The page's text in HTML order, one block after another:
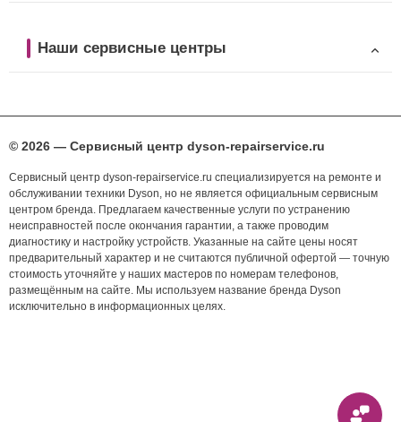
Наши сервисные центры
© 2026 — Сервисный центр dyson-repairservice.ru
Сервисный центр dyson-repairservice.ru специализируется на ремонте и
обслуживании техники Dyson, но не является официальным сервисным
центром бренда. Предлагаем качественные услуги по устранению
неисправностей после окончания гарантии, а также проводим
диагностику и настройку устройств. Указанные на сайте цены носят
предварительный характер и не считаются публичной офертой — точную
стоимость уточняйте у наших мастеров по номерам телефонов,
размещённым на сайте. Мы используем название бренда Dyson
исключительно в информационных целях.